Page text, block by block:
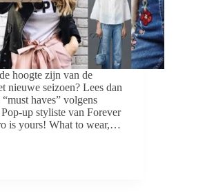
hoogte zijn van de
nieuwe seizoen? Lees dan
haves” volgens
up styliste van Forever
is yours! What to wear,…